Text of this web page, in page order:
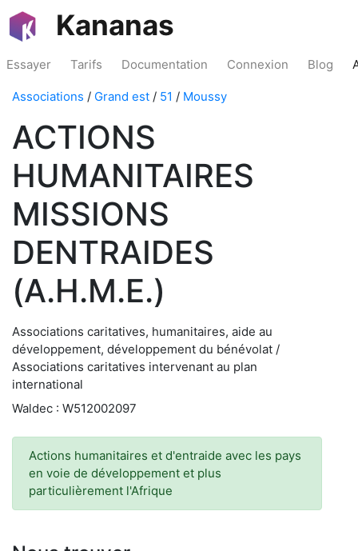
Kananas
Essayer Tarifs Documentation Connexion Blog
Associations / Grand est / 51 / Moussy
ACTIONS
HUMANITAIRES
MISSIONS
DENTRAIDES
(A.H.M.E.)
Associations caritatives, humanitaires, aide au
développement, développement du bénévolat /
Associations caritatives intervenant au plan
international
Waldec : W512002097
Actions humanitaires et d'entraide avec les pays
en voie de développement et plus
particulièrement l'Afrique